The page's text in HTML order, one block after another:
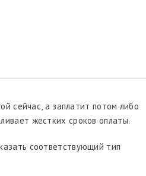
сейчас, а заплатит потом либо
жестких сроков оплаты.
соответствующий тип